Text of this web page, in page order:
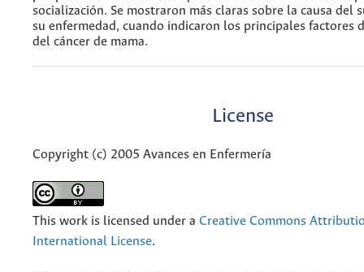
socialización. Se mostraron más claras sobre la causa del
su enfermedad, cuando indicaron los principales factores
del cáncer de mama.
License
Copyright (c) 2005 Avances en Enfermería
This work is licensed under a Creative Commons
International License.